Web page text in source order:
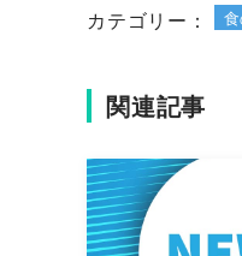
カテゴリー：
関連記事